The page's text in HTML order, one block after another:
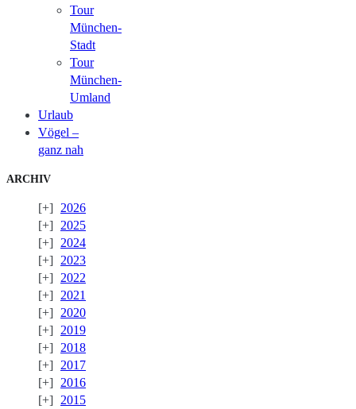
Tour
München-
Stadt
Tour
München-
Umland
Urlaub
Vögel –
ganz nah
ARCHIV
2026
2025
2024
2023
2022
2021
2020
2019
2018
2017
2016
2015